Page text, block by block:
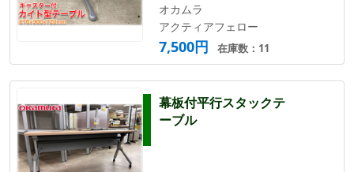
オカムラ
アクティアフェロー
7,500円 在庫数：11
幕板付平行スタックテ
ーブル